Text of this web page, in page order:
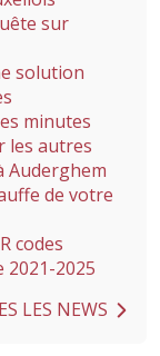
sur
solution
minutes
les autres
Auderghem
de votre
codes
2021-2025
LES NEWS